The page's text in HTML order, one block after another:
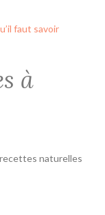
faut savoir
à
naturelles